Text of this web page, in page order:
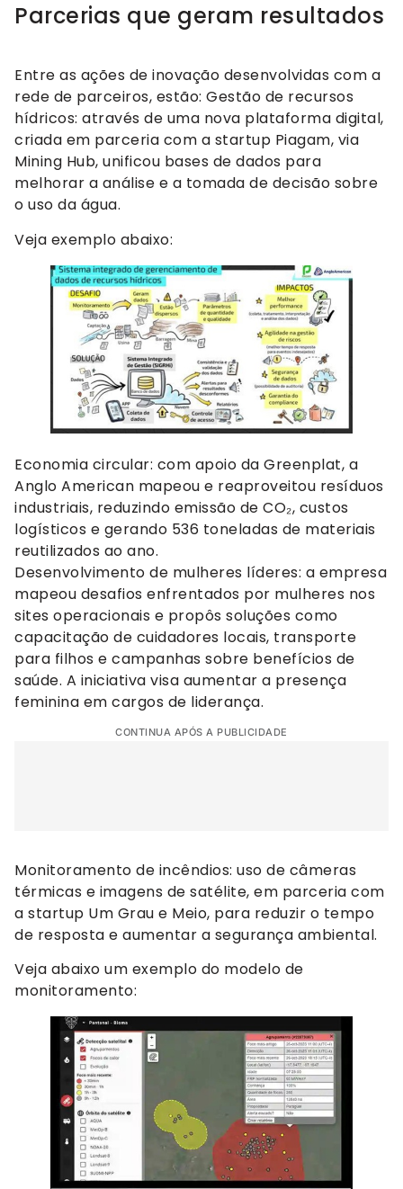
Parcerias que geram resultados
Entre as ações de inovação desenvolvidas com a
rede de parceiros, estão: Gestão de recursos
hídricos: através de uma nova plataforma digital,
criada em parceria com a startup Piagam, via
Mining Hub, unificou bases de dados para
melhorar a análise e a tomada de decisão sobre
o uso da água.
Veja exemplo abaixo:
Economia circular: com apoio da Greenplat, a
Anglo American mapeou e reaproveitou resíduos
industriais, reduzindo emissão de CO₂, custos
logísticos e gerando 536 toneladas de materiais
reutilizados ao ano.
Desenvolvimento de mulheres líderes: a empresa
mapeou desafios enfrentados por mulheres nos
sites operacionais e propôs soluções como
capacitação de cuidadores locais, transporte
para filhos e campanhas sobre benefícios de
saúde. A iniciativa visa aumentar a presença
feminina em cargos de liderança.
CONTINUA APÓS A PUBLICIDADE
Monitoramento de incêndios: uso de câmeras
térmicas e imagens de satélite, em parceria com
a startup Um Grau e Meio, para reduzir o tempo
de resposta e aumentar a segurança ambiental.
Veja abaixo um exemplo do modelo de
monitoramento: